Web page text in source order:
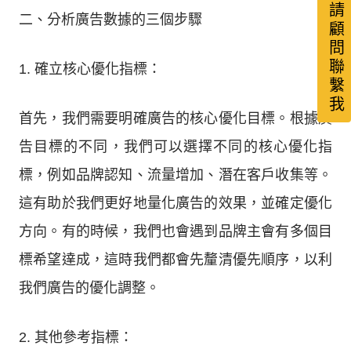
二、分析廣告數據的三個步驟
1. 確立核心優化指標：
首先，我們需要明確廣告的核心優化目標。根據廣
告目標的不同，我們可以選擇不同的核心優化指
標，例如品牌認知、流量增加、潛在客戶收集等。
這有助於我們更好地量化廣告的效果，並確定優化
方向。有的時候，我們也會遇到品牌主會有多個目
標希望達成，這時我們都會先釐清優先順序，以利
我們廣告的優化調整。
2. 其他參考指標：
請顧問聯繫我